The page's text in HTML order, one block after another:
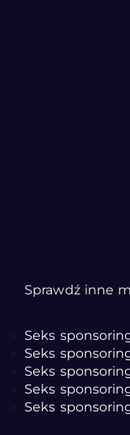
Sprawdź inne
Seks
Seks
Seks
Seks
Seks